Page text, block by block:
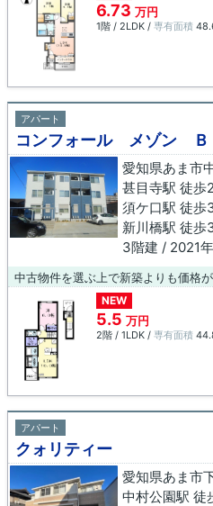
6.73 万円
1階 / 2LDK / 専有面積
アパート
コンフォール メゾン Ｂ
愛知県あま市
甚目寺駅 徒歩
須ケ口駅 徒歩
新川橋駅 徒歩
3階建 / 2021
NEW
5.5 万円
2階 / 1LDK / 専有面積
アパート
クォリティー
愛知県あま市
中村公園駅 徒